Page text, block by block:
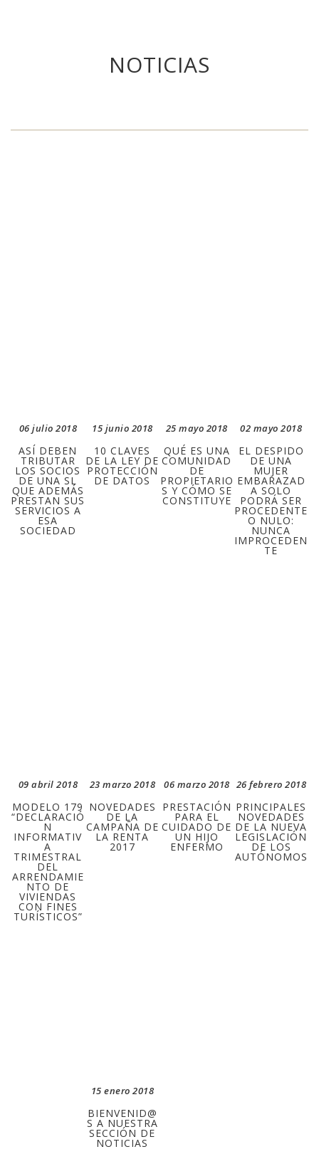
NOTICIAS
06 julio 2018
ASÍ DEBEN
TRIBUTAR
LOS SOCIOS
DE UNA SL
QUE ADEMÁS
PRESTAN SUS
SERVICIOS A
ESA
SOCIEDAD
15 junio 2018
10 CLAVES
DE LA LEY DE
PROTECCIÓN
DE DATOS
25 mayo 2018
QUÉ ES UNA
COMUNIDAD
DE
PROPIETARIO
S Y CÓMO SE
CONSTITUYE
02 mayo 2018
EL DESPIDO
DE UNA
MUJER
EMBARAZAD
A SOLO
PODRÁ SER
PROCEDENTE
O NULO:
NUNCA
IMPROCEDEN
TE
09 abril 2018
MODELO 179
“DECLARACIÓ
N
INFORMATIV
A
TRIMESTRAL
DEL
ARRENDAMIE
NTO DE
VIVIENDAS
CON FINES
TURÍSTICOS”
23 marzo 2018
NOVEDADES
DE LA
CAMPAÑA DE
LA RENTA
2017
06 marzo 2018
PRESTACIÓN
PARA EL
CUIDADO DE
UN HIJO
ENFERMO
26 febrero 2018
PRINCIPALES
NOVEDADES
DE LA NUEVA
LEGISLACIÓN
DE LOS
AUTÓNOMOS
15 enero 2018
BIENVENID@
S A NUESTRA
SECCIÓN DE
NOTICIAS